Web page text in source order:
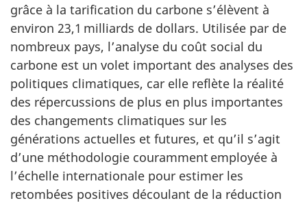
grâce à la tarification du carbone s’élèvent à
environ 23,1 milliards de dollars. Utilisée par de
nombreux pays, l’analyse du coût social du
carbone est un volet important des analyses des
politiques climatiques, car elle reflète la réalité
des répercussions de plus en plus importantes
des changements climatiques sur les
générations actuelles et futures, et qu’il s’agit
d’une méthodologie couramment employée à
l’échelle internationale pour estimer les
retombées positives découlant de la réduction